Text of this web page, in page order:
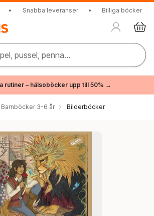
• Snabba leveranser • Billiga böcker
pussel, penna...
rutiner – hälsoböcker upp till 50% →
Barnböcker 3-6 år Bilderböcker